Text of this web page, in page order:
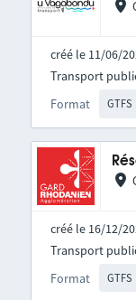
créé le 11/06/
Format GTFS
Transport
créé le 16/12/
Format GTFS
Transport